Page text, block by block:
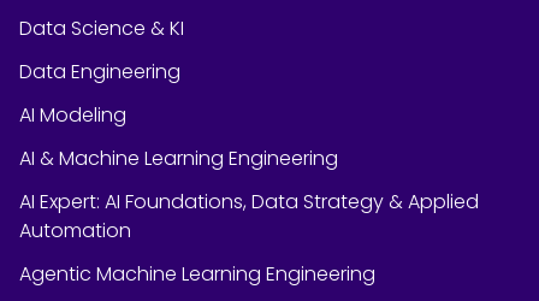
Data Science & KI
Data Engineering
AI Modeling
AI & Machine Learning Engineering
AI Expert: AI Foundations, Data Strategy & Applied
Automation
Agentic Machine Learning Engineering